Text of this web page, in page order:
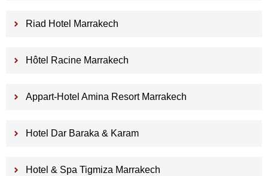
Riad Hotel Marrakech
Hôtel Racine Marrakech
Appart-Hotel Amina Resort Marrakech
Hotel Dar Baraka & Karam
Hotel & Spa Tigmiza Marrakech